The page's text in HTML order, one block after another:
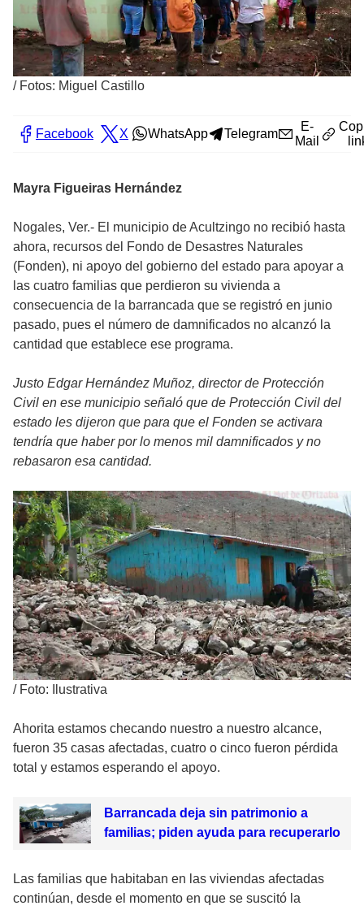
/ Fotos: Miguel Castillo
Facebook X WhatsApp Telegram
E-
Mail
Mayra Figueiras Hernández
Nogales, Ver.- El municipio de Acultzingo no recibió hasta
ahora, recursos del Fondo de Desastres Naturales
(Fonden), ni apoyo del gobierno del estado para apoyar a
las cuatro familias que perdieron su vivienda a
consecuencia de la barrancada que se registró en junio
pasado, pues el número de damnificados no alcanzó la
cantidad que establece ese programa.
Justo Edgar Hernández Muñoz, director de Protección
Civil en ese municipio señaló que de Protección Civil del
estado les dijeron que para que el Fonden se activara
tendría que haber por lo menos mil damnificados y no
rebasaron esa cantidad.
/ Foto: Ilustrativa
Ahorita estamos checando nuestro a nuestro alcance,
fueron 35 casas afectadas, cuatro o cinco fueron pérdida
total y estamos esperando el apoyo.
Barrancada deja sin patrimonio a
familias; piden ayuda para recuperarlo
Las familias que habitaban en las viviendas afectadas
continúan, desde el momento en que se suscitó la